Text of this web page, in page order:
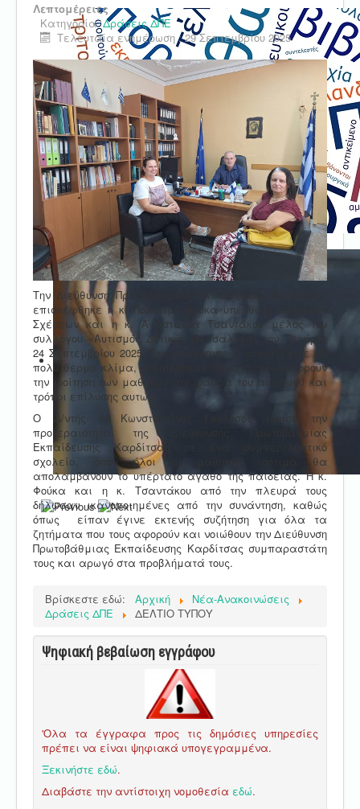
Λεπτομέρειες
Κατηγορία:Δράσεις ΔΠΕ
Τελευταία ενημέρωση : 29 Σεπτεμβρίου 2025
Την Διεύθυνση Πρωτοβάθμιας Εκπαίδευσης Καρδίτσας
επισκέφθηκε η κ. Πολυτίμη Φούκα υπεύθυνη Δημοσίων
Σχέσεων και η κ. Αναστασία Τσαντάκου μέλος του
συλλόγου «Αυτισμός Δυτικής Θεσσαλίας» την Τετάρτη
24 Σεπτεμβρίου 2025. Στη συνάντηση, η οποία έγινε σε
πολύ θερμό κλίμα, συζητήθηκαν θέματα που αφορούν
την φοίτηση των μαθητών στο φάσμα του αυτισμού και
τρόποι επίλυσης αυτών.
Ο Δ/ντής κ. Κωνσταντίνος Γκόλτσος τόνισε την
προτεραιότητα της Διεύθυνσης Πρωτοβάθμιας
Εκπαίδευσης Καρδίτσας σε ένα συμπεριληπτικό
σχολείο, όπου όλοι οι μαθητές ισότιμα θα
απολαμβάνουν το υπέρτατο αγαθό της παιδείας. Η κ.
Φούκα και η κ. Τσαντάκου από την πλευρά τους
δήλωσαν ικανοποιημένες από την συνάντηση, καθώς
όπως είπαν έγινε εκτενής συζήτηση για όλα τα
ζητήματα που τους αφορούν και νοιώθουν την Διεύθυνση
Πρωτοβάθμιας Εκπαίδευσης Καρδίτσας συμπαραστάτη
τους και αρωγό στα προβλήματά τους.
Βρίσκεστε εδώ: Αρχική
Νέα-Ανακοινώσεις
Δράσεις ΔΠΕ
ΔΕΛΤΙΟ ΤΥΠΟΥ
Ψηφιακή βεβαίωση εγγράφου
'Ολα τα έγγραφα προς τις δημόσιες υπηρεσίες
πρέπει να είναι ψηφιακά υπογεγραμμένα.
Ξεκινήστε εδώ.
Διαβάστε την αντίστοιχη νομοθεσία εδώ.